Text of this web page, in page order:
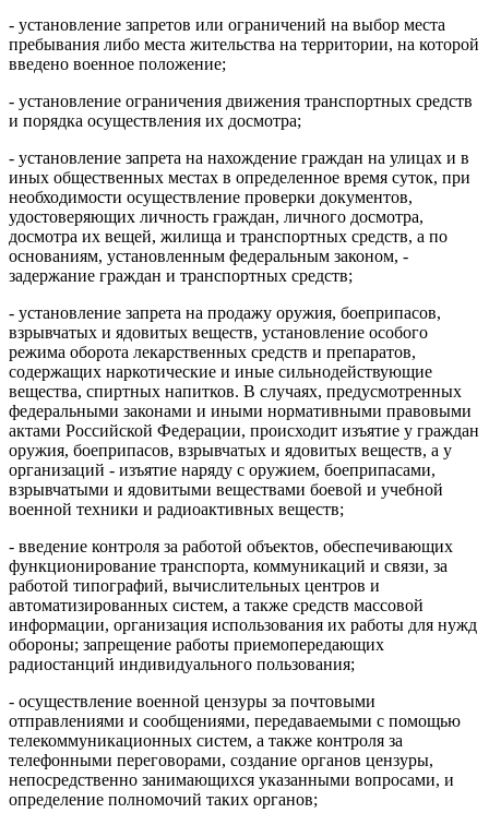
- установление запретов или ограничений на выбор места
пребывания либо места жительства на территории, на которой
введено военное положение;
- установление ограничения движения транспортных средств
и порядка осуществления их досмотра;
- установление запрета на нахождение граждан на улицах и в
иных общественных местах в определенное время суток, при
необходимости осуществление проверки документов,
удостоверяющих личность граждан, личного досмотра,
досмотра их вещей, жилища и транспортных средств, а по
основаниям, установленным федеральным законом, -
задержание граждан и транспортных средств;
- установление запрета на продажу оружия, боеприпасов,
взрывчатых и ядовитых веществ, установление особого
режима оборота лекарственных средств и препаратов,
содержащих наркотические и иные сильнодействующие
вещества, спиртных напитков. В случаях, предусмотренных
федеральными законами и иными нормативными правовыми
актами Российской Федерации, происходит изъятие у граждан
оружия, боеприпасов, взрывчатых и ядовитых веществ, а у
организаций - изъятие наряду с оружием, боеприпасами,
взрывчатыми и ядовитыми веществами боевой и учебной
военной техники и радиоактивных веществ;
- введение контроля за работой объектов, обеспечивающих
функционирование транспорта, коммуникаций и связи, за
работой типографий, вычислительных центров и
автоматизированных систем, а также средств массовой
информации, организация использования их работы для нужд
обороны; запрещение работы приемопередающих
радиостанций индивидуального пользования;
- осуществление военной цензуры за почтовыми
отправлениями и сообщениями, передаваемыми с помощью
телекоммуникационных систем, а также контроля за
телефонными переговорами, создание органов цензуры,
непосредственно занимающихся указанными вопросами, и
определение полномочий таких органов;